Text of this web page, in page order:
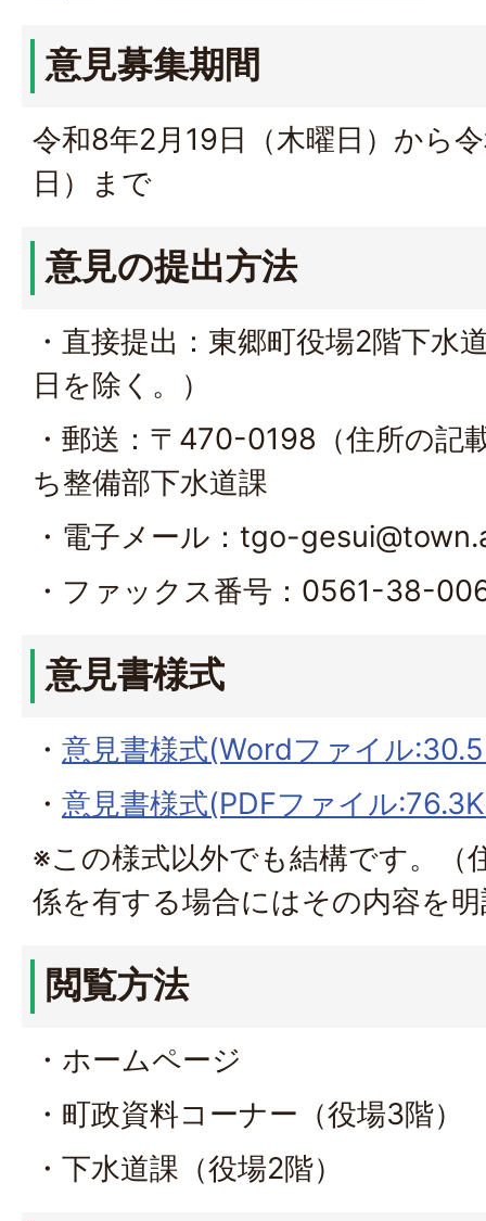
意見募集期間
令和8年2月19日（木曜日）から
日）まで
意見の提出方法
・直接提出：東郷町役場2階下水
日を除く。）
・郵送：〒470-0198（住所の記
ち整備部下水道課
・電子メール：tgo-
・ファックス番号：0561-38-
意見書様式
・ 意見書様式(Wordファイル
・ 意見書様式(PDFファイル
※この様式以外でも結構です。（
係を有する場合にはその内容を
閲覧方法
・ホームページ
・町政資料コーナー（役場3階）
・下水道課（役場2階）